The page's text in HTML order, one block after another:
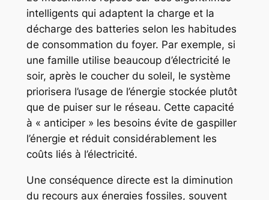
intelligents qui adaptent la charge et la
décharge des batteries selon les habitudes
de consommation du foyer. Par exemple, si
une famille utilise beaucoup d’électricité le
soir, après le coucher du soleil, le système
priorisera l’usage de l’énergie stockée plutôt
que de puiser sur le réseau. Cette capacité
à « anticiper » les besoins évite de gaspiller
l’énergie et réduit considérablement les
coûts liés à l’électricité.
Une conséquence directe est la diminution
du recours aux énergies fossiles, souvent